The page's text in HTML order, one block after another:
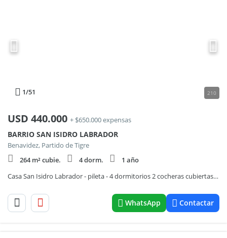
1/51 210
USD 440.000 + $650.000 expensas
BARRIO SAN ISIDRO LABRADOR
Benavidez, Partido de Tigre
264 m² cubie.
4 dorm.
1 año
Casa San Isidro Labrador - pileta - 4 dormitorios 2 cocheras cubiertas IMPECABLE
WhatsApp Contactar